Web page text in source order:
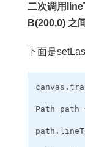
二次调用
B(200,0) 之
下面是
canvas .
Path path
path .